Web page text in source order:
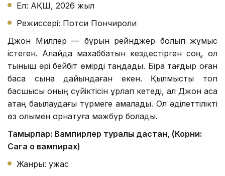
Ел: АҚШ, 2026 жыл
Режиссері: Потси Пончироли
Джон Миллер — бұрын рейнджер болып жұмыс
істеген. Алайда махаббатын кездестірген соң, ол
тыныш әрі бейбіт өмірді таңдады. Бірақ тағдыр оған
басқа сынақ дайындаған екен. Қылмыстық топ
басшысы оның сүйіктісін ұрлап кетеді, ал Джон аса
қатаң бақылаудағы түрмеге қамалады. Ол әділеттілікті
өз қолымен орнатуға мәжбүр болады.
Тамырлар: Вампирлер туралы дастан, (Корни:
Сага о вампирах)
Жанры: ужас